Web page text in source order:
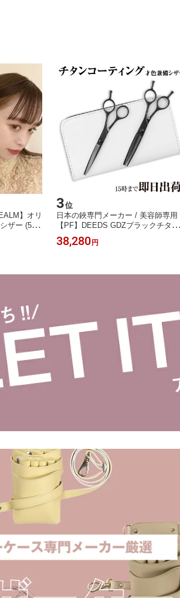
】オリ
ザー (5.0
カー 素人
らない 散
さみ スキ
3位
日本の鋏専門メーカー / 美容師専用
【PF】DEEDS GDZブラックチタン
シザー・セニング・専用ケース セッ
ト(5.5 6.0インチ) / 美容師 理容 理容
38,280 円